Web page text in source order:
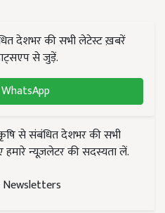
देशभर की सभी लेटेस्ट ख़बरें
से जुड़ें.
से संबंधित देशभर की सभी
न्यूज़लेटर की सदस्यता लें.
Newsletters